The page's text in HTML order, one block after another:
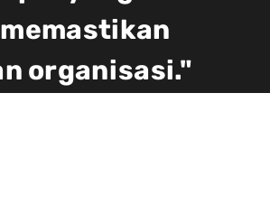
organisasi."